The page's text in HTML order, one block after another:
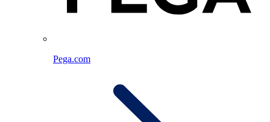
Pega.com